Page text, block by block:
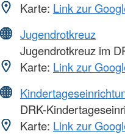
Karte: Link zur
Jugendrotkreuz
Jugendrotkreuz im
Karte: Link zur
DRK-
Karte: Link zur